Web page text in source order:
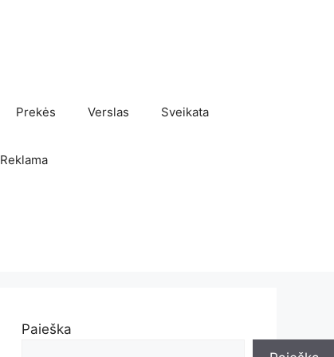
Prekės Verslas Sveikata
Reklama
Paieška